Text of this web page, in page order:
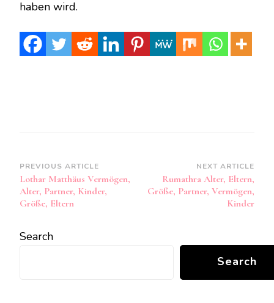
haben wird.
Post
Navigation
PREVIOUS ARTICLE
Lothar Matthäus Vermögen,
Alter, Partner, Kinder,
Größe, Eltern
NEXT ARTICLE
Rumathra Alter, Eltern,
Größe, Partner, Vermögen,
Kinder
Search
Search